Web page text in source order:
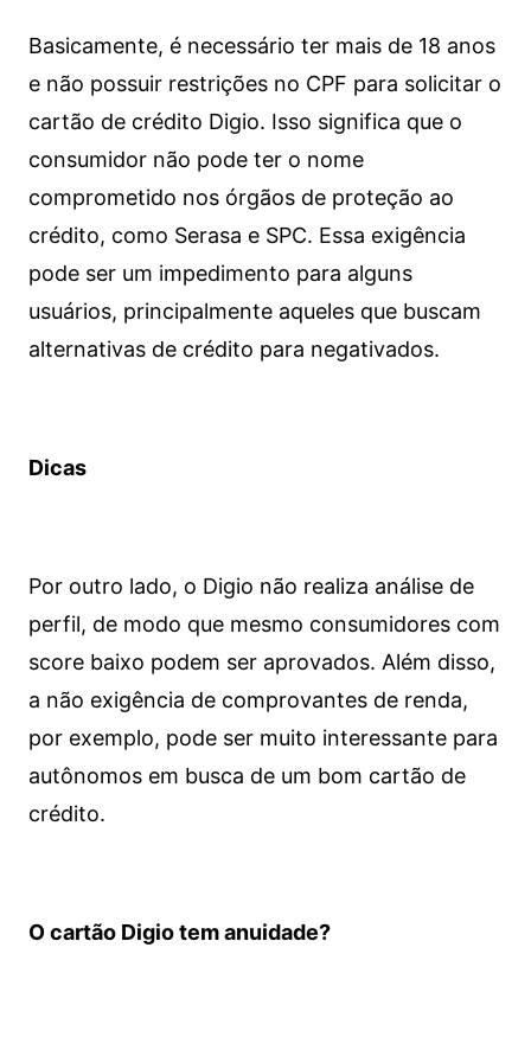
Basicamente, é necessário ter mais de 18 anos
e não possuir restrições no CPF para solicitar o
cartão de crédito Digio. Isso significa que o
consumidor não pode ter o nome
comprometido nos órgãos de proteção ao
crédito, como Serasa e SPC. Essa exigência
pode ser um impedimento para alguns
usuários, principalmente aqueles que buscam
alternativas de crédito para negativados.
Dicas
Por outro lado, o Digio não realiza análise de
perfil, de modo que mesmo consumidores com
score baixo podem ser aprovados. Além disso,
a não exigência de comprovantes de renda,
por exemplo, pode ser muito interessante para
autônomos em busca de um bom cartão de
crédito.
O cartão Digio tem anuidade?